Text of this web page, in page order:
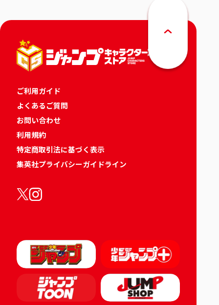
ご利用ガイド
よくあるご質問
お問い合わせ
利用規約
特定商取引法に基づく表示
集英社プライバシーガイドライン